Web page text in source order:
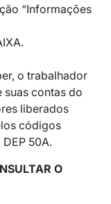
“Informações
o trabalhador
contas do
liberados
códigos
DEP 50A.
O